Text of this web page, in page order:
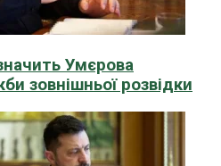
Умєрова
зовнішньої розвідки